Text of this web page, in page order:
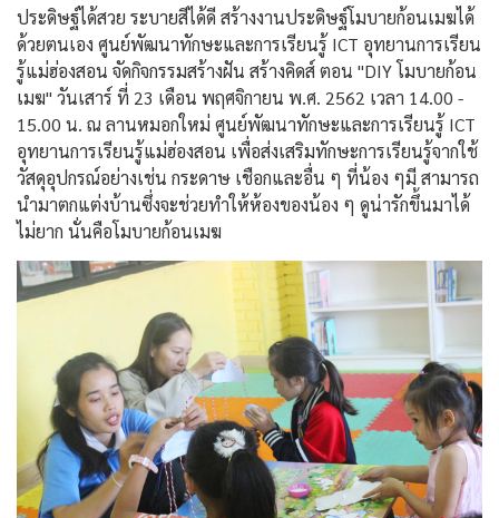
ประดิษฐ์ได้สวย ระบายสีได้ดี สร้างงานประดิษฐ์โมบายก้อนเมฆได้
ด้วยตนเอง ศูนย์พัฒนาทักษะและการเรียนรู้ ICT อุทยานการเรียน
รู้แม่ฮ่องสอน จัดกิจกรรมสร้างฝัน สร้างคิดส์ ตอน "DIY โมบายก้อน
เมฆ" วันเสาร์ ที่ 23 เดือน พฤศจิกายน พ.ศ. 2562 เวลา 14.00 -
15.00 น. ณ ลานหมอกใหม่ ศูนย์พัฒนาทักษะและการเรียนรู้ ICT
อุทยานการเรียนรู้แม่ฮ่องสอน เพื่อส่งเสริมทักษะการเรียนรู้จากใช้
วัสดุอุปกรณ์อย่างเช่น กระดาษ เชือกและอื่น ๆ ที่น้อง ๆมี สามารถ
นำมาตกแต่งบ้านซึ่งจะช่วยทำให้ห้องของน้อง ๆ ดูน่ารักขึ้นมาได้
ไม่ยาก นั่นคือโมบายก้อนเมฆ